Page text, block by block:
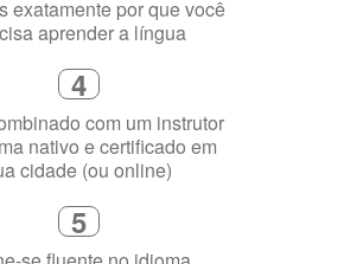
3
exatamente por que você
aprender a língua
4
com um instrutor
nativo e certificado em
cidade (ou online)